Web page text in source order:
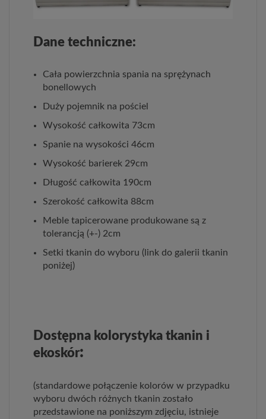
Dane techniczne:
Cała powierzchnia spania na sprężynach
bonellowych
Duży pojemnik na pościel
Wysokość całkowita 73cm
Spanie na wysokości 46cm
Wysokość barierek 29cm
Długość całkowita 190cm
Szerokość całkowita 88cm
Meble tapicerowane produkowane są z
tolerancją (+-) 2cm
Setki tkanin do wyboru (link do galerii tkanin
poniżej)
Dostępna kolorystyka tkanin i
ekoskór:
(standardowe połączenie kolorów w przypadku
wyboru dwóch różnych tkanin zostało
przedstawione na poniższym zdjęciu, istnieje